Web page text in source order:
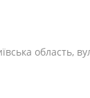
область,